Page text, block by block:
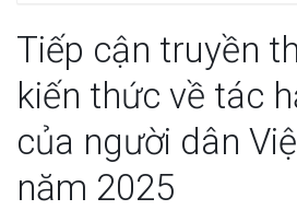
Tiếp cận truyền
kiến thức về tác
của người dân
năm 2025